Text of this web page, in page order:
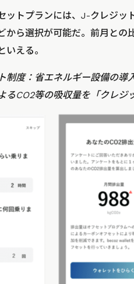
ットプランには、J-クレジッ
から選択が可能だ。前月との
いえる。
度：省エネルギー設備の導
るCO2等の吸収量を「クレジ